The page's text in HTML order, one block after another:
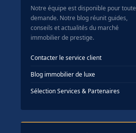
Notre équipe est disponible pour toute
demande. Notre blog réunit guides,
conseils et actualités du marché
immobilier de prestige.
Contacter le service client
Blog immobilier de luxe
Sélection Services & Partenaires